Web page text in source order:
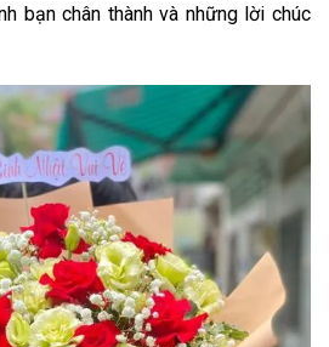
bạn chân thành và những lời chúc